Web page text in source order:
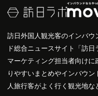
訪日外国人観光客のインバ
ド総合ニュースサイト「訪
マーケティング担当者向け
りやすいまとめやインバウ
人旅行客がよく行く観光地な